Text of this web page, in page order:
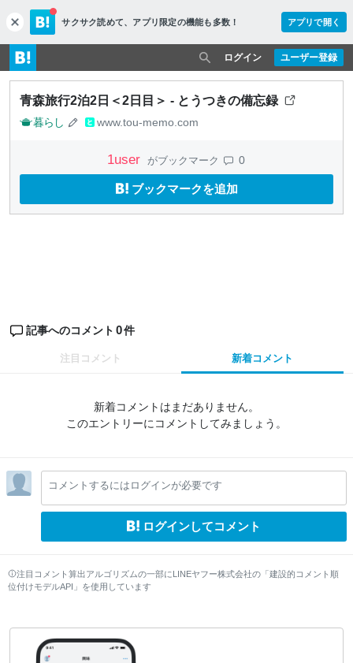
c
l
o
s
e
サクサク読めて、 アプリ限定の機能も多数！ アプリで開く
ユーザー登録
ログイン
青森旅行2泊2日＜2日目＞ - とうつきの備忘録
暮らし www.tou-memo.com
1user がブックマーク 0
ブックマークを追加
記事へのコメント 0件
注目コメント 新着コメント
新着コメントはまだありません。
このエントリーにコメントしてみましょう。
コメントするにはログインが必要です
ログインしてコメント
注目コメント算出アルゴリズムの一部にLINEヤフー株式会社の「建設的コメント順
位付けモデルAPI」を使用しています